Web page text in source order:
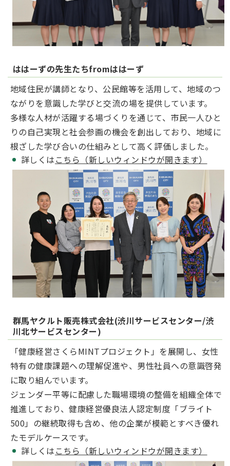
ははーずの先生たちfromははーず
地域住民が講師となり、公民館等を活用して、地域のつ
ながりを意識した学びと交流の場を提供しています。
多様な人材が活躍する場づくりを通じて、市民一人ひと
りの自己実現と社会参画の機会を創出しており、地域に
根ざした学び合いの仕組みとして高く評価しました。
詳しくは こちら（新しいウィンドウが開きます）
群馬ヤクルト販売株式会社(渋川サービスセンター/渋
川北サービスセンター)
「健康経営さくらMINTプロジェクト」を展開し、女性
特有の健康課題への理解促進や、男性社員への意識啓発
に取り組んでいます。
ジェンダー平等に配慮した職場環境の整備を組織全体で
推進しており、健康経営優良法人認定制度「ブライト
500」の継続取得も含め、他の企業が模範とすべき優れ
たモデルケースです。
詳しくは こちら（新しいウィンドウが開きます）